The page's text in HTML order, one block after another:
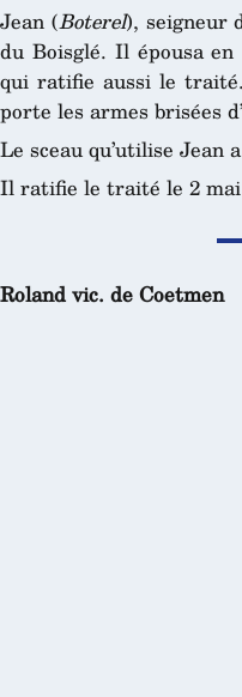
Jean (Boterel), seigneur
du Boisglé. Il épousa
qui ratifie aussi le
porte les armes brisées
Le sceau qu’utilise Jean
Il ratifie le traité le 2
Roland vic. de Coetmen